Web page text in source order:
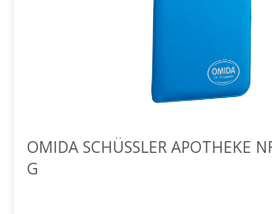
OMIDA SCHÜSSLER APOTHEKE
G